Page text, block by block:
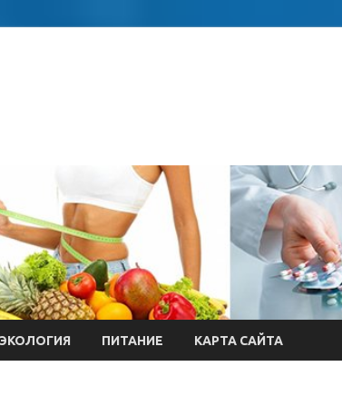
ЭКОЛОГИЯ ПИТАНИЕ КАРТА САЙТА